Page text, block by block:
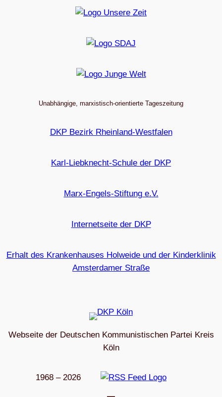
Unabhängige, marxistisch-orientierte Tageszeitung
DKP Bezirk Rheinland-Westfalen
Karl-Liebknecht-Schule der DKP
Marx-Engels-Stiftung e.V.
Internetseite der DKP
Erhalt des Krankenhauses Holweide und der Kinderklinik
Amsterdamer Straße
Webseite der Deutschen Kommunistischen Partei Kreis
Köln
1968 – 2026